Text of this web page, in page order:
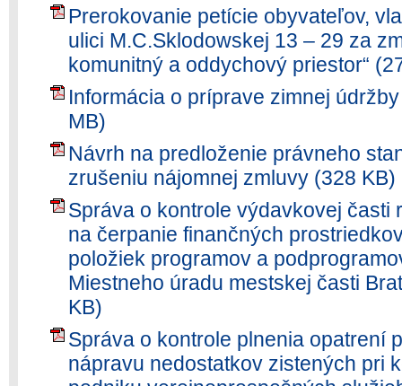
Prerokovanie petície obyvateľov,
ulici M.C.Sklodowskej 13 – 29 za
komunitný a oddychový priestor“
Informácia o príprave zimnej
MB)
Návrh na predloženie právneho
zrušeniu nájomnej zmluvy (328 KB)
Správa o kontrole výdavkovej časti
na čerpanie finančných
položiek programov a
Miestneho úradu mestskej časti
KB)
Správa o kontrole plnenia opatrení
nápravu nedostatkov zistených pri